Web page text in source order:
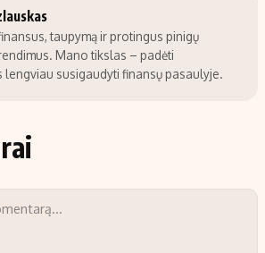
taupymą ir protingus pinigų
Mano tikslas – padėti
lengviau susigaudyti finansų pasaulyje.